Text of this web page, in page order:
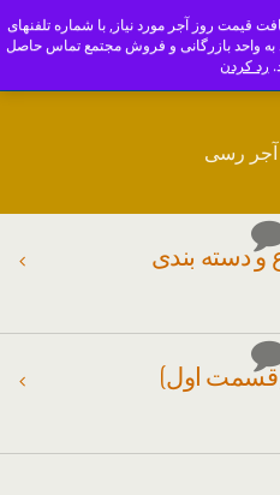
کارخانه آجر سفال و آجرنما اصفهان-09139115014
و دسته بندی
(قسمت اول)
قیمت روز آجر مورد نیاز, با شماره تلفنهای
و یا 09139115014 مربوط به واحد بازرگانی و فروش مجتمع تماس حاصل
رد کردن